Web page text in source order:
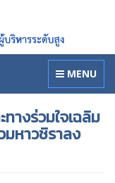
MENU
างร่วมใจเฉลิม
มหาวชิราลง